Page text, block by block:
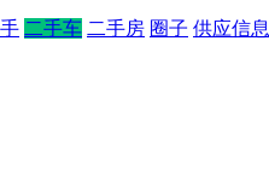
二手车 二手房 圈子 供应信息